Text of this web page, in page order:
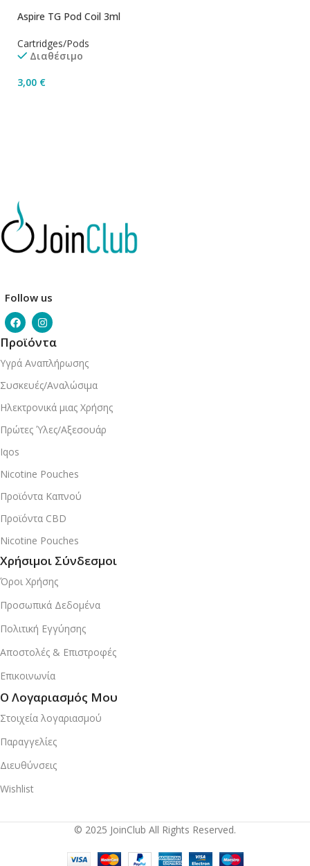
Aspire TG Pod Coil 3ml
Cartridges/Pods
Διαθέσιμο
3,00 €
Follow us
Προϊόντα
Υγρά Αναπλήρωσης
Συσκευές/Αναλώσιμα
Ηλεκτρονικά μιας Χρήσης
Πρώτες Ύλες/Αξεσουάρ
Iqos
Nicotine Pouches
Προϊόντα Καπνού
Προϊόντα CBD
Nicotine Pouches
Χρήσιμοι Σύνδεσμοι
Όροι Χρήσης
Προσωπικά Δεδομένα
Πολιτική Εγγύησης
Αποστολές & Επιστροφές
Επικοινωνία
Ο Λογαριασμός Μου
Στοιχεία λογαριασμού
Παραγγελίες
Διευθύνσεις
Wishlist
© 2025 JoinClub All Rights Reserved.